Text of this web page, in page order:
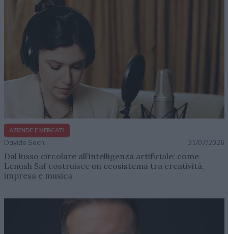
AZIENDE E MERCATI
Davide Sechi 31/07/2026
Dal lusso circolare all’intelligenza artificiale: come
Lenush Saf costruisce un ecosistema tra creatività,
impresa e musica